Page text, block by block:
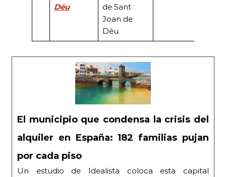
Déu
de Sant
Joan de
Déu
El municipio que condensa la crisis del
alquiler en España: 182 familias pujan
por cada piso
Un estudio de Idealista coloca esta capital